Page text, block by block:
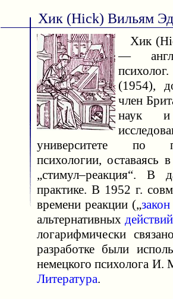
Хик (Hick) Вильям
Хик
—
(1954),
член
наук и
университете по
психологии, оставаясь
„стимул–реакция“. В
практике. В 1952 г.
времени реакции („
альтернативных действий
логарифмически
разработке были
немецкого психолога И.
Литература.